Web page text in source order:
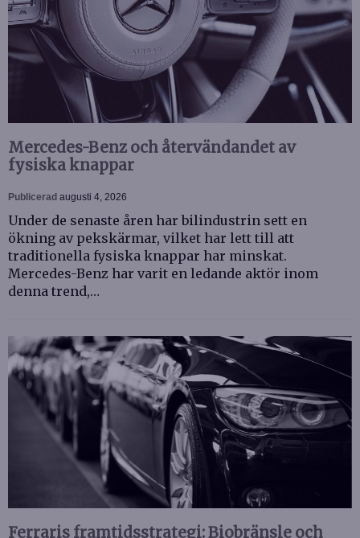
Mercedes-Benz och återvändandet av
fysiska knappar
Publicerad augusti 4, 2026
Under de senaste åren har bilindustrin sett en
ökning av pekskärmar, vilket har lett till att
traditionella fysiska knappar har minskat.
Mercedes-Benz har varit en ledande aktör inom
denna trend,…
Ferraris framtidsstrategi: Biobränsle och